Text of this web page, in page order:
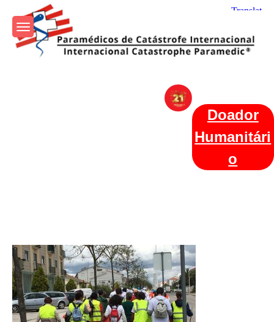
content
Internacional
Doador
Humanitári
o